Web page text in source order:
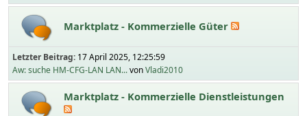
Marktplatz - Kommerzielle Güter
Letzter Beitrag: 17 April 2025, 12:25:59
Aw: suche HM-CFG-LAN LAN...vonVladi2010
Marktplatz - Kommerzielle Dienstleistungen